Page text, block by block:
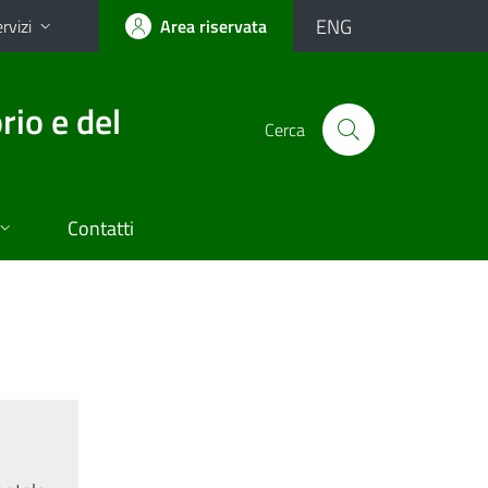
Area riservata ENG
e del Cerca
Contatti